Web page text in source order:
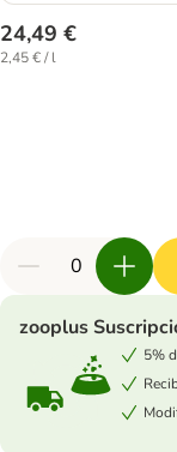
24,49 €
2,45 € / l
zooplus
5%